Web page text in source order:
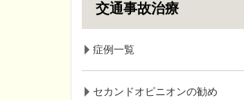
交通事故治療
症例一覧
セカンドオピニオンの勧め